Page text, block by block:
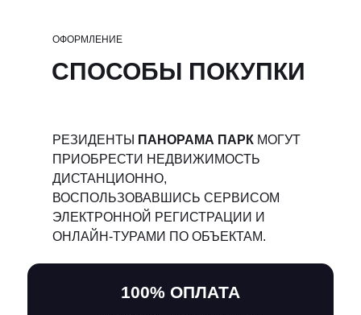
СПОСОБЫ ПОКУПКИ
100% ОПЛАТА
ОФОРМЛЕНИЕ
РЕЗИДЕНТЫ ПАНОРАМА ПАРК МОГУТ
ПРИОБРЕСТИ НЕДВИЖИМОСТЬ
ДИСТАНЦИОННО,
ВОСПОЛЬЗОВАВШИСЬ СЕРВИСОМ
ЭЛЕКТРОННОЙ РЕГИСТРАЦИИ И
ОНЛАЙН-ТУРАМИ ПО ОБЪЕКТАМ.